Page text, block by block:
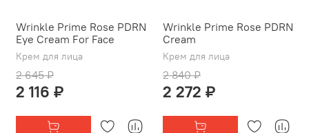
Wrinkle Prime Rose PDRN
Eye Cream For Face
Крем для лица
2 645 ₽
2 116 ₽
Wrinkle Prime Rose PDRN
Cream
Крем для лица
2 840 ₽
2 272 ₽